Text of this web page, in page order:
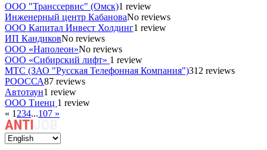
ООО "Транссервис" (Омск)1 review
Инженерный центр КабановаNo reviews
ООО Капитал Инвест Холдинг1 review
ИП КандиковNo reviews
ООО «Наполеон»No reviews
ООО «Сибирский лифт» 1 review
МТС (ЗАО "Русская Телефонная Компания")312 reviews
РООССА87 reviews
Автотаун1 review
ООО Тиенц 1 review
« 1 234...107 »